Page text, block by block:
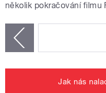
několik pokračování filmu
Jak nás